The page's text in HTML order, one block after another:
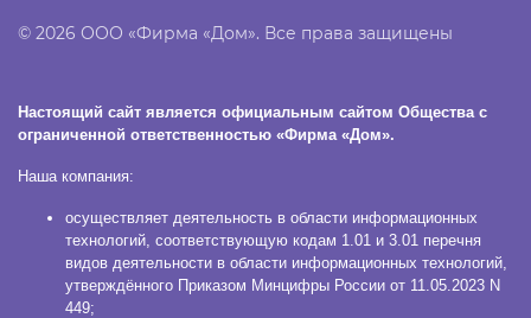
© 2026 ООО «Фирма «Дом». Все права защищены
Настоящий сайт является официальным сайтом Общества с
ограниченной ответственностью «Фирма «Дом».
Наша компания:
осуществляет деятельность в области информационных
технологий, соответствующую кодам 1.01 и 3.01 перечня
видов деятельности в области информационных технологий,
утверждённого Приказом Минцифры России от 11.05.2023 N
449;